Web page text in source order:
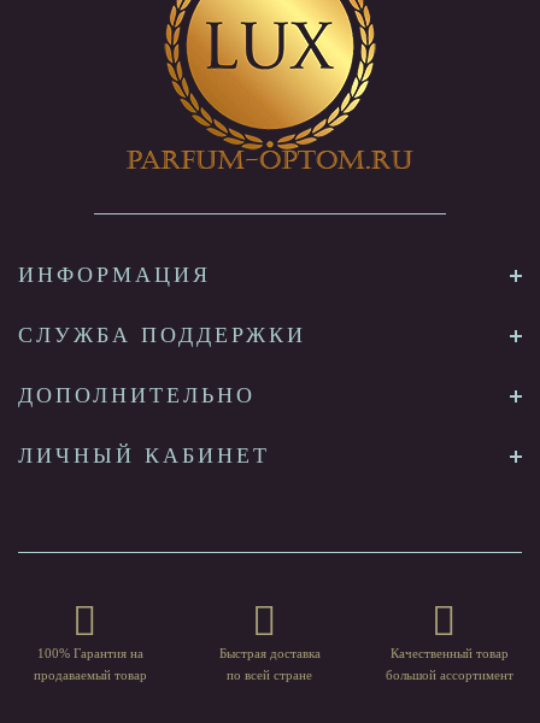
растительного сырья, которое разбавлено другими
натуральными пахучими ингредиентами.
ИНФОРМАЦИЯ
СЛУЖБА ПОДДЕРЖКИ
ДОПОЛНИТЕЛЬНО
ЛИЧНЫЙ КАБИНЕТ
100% Гарантия на
продаваемый товар
Быстрая доставка
по всей стране
Качественный товар
большой ассортимент